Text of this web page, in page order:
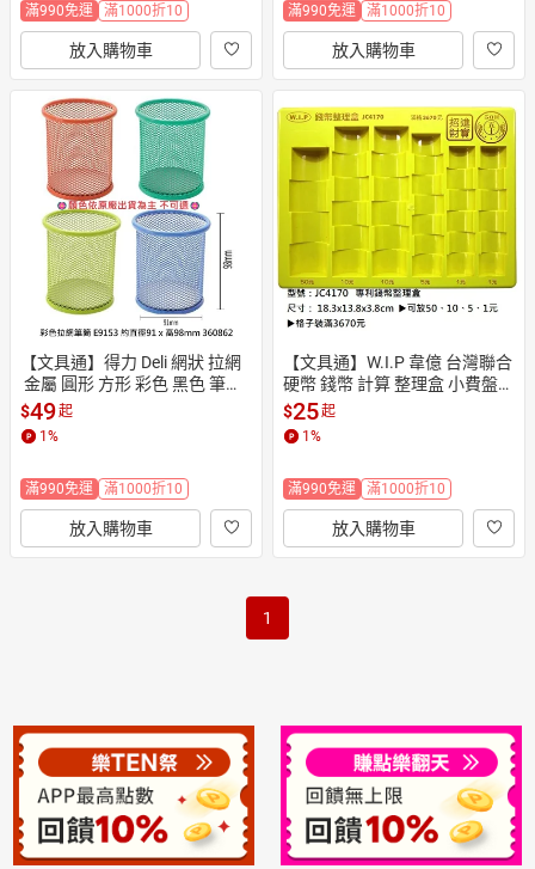
滿990免運 滿1000折10
放入購物車
滿990免運 滿1000折10
放入購物車
【文具通】得力 Deli 網狀 拉網
金屬 圓形 方形 彩色 黑色 筆筒
筆座 收納筒【APP滿額下單1
0%點數(單一帳號最高1500
點)】8/31止
$49起
1 %
滿990免運 滿1000折10
放入購物車
【文具通】W.I.P 韋億 台灣聯合
硬幣 錢幣 計算 整理盒 小費盤
結帳收納盤 現金收納盤 K4050
149【APP滿額下單10%點數(單
一帳號最高1500點)】8/31止
$25起
1 %
滿990免運 滿1000折10
放入購物車
1